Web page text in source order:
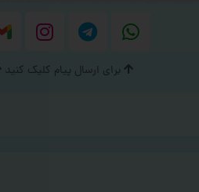
برای ارسال پیام کلیک کنید